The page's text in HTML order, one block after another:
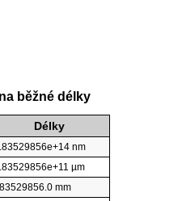
běžné délky
Délky
nm
µm
mm